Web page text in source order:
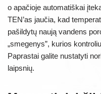
o apačioje automatiškai
TEN’as jaučia, kad
pašildytų naują vandens
„smegenys”, kurios
Paprastai galite nustatyti
laipsnių.